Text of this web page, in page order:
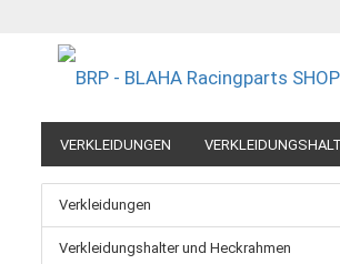
VERKLEIDUNGEN
EXTREME COMPONENTS FELGEN IM
Verkleidungen
Verkleidungshalter und Heckrahmen